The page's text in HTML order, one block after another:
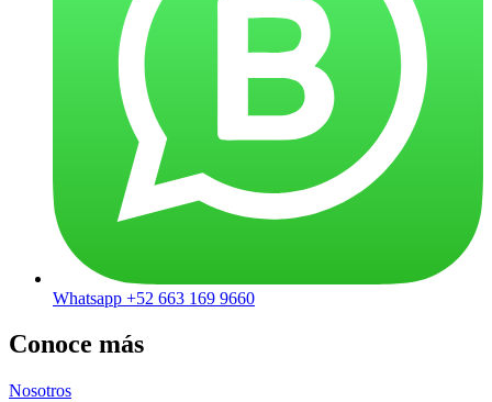
Whatsapp +52 663 169 9660
Conoce más
Nosotros